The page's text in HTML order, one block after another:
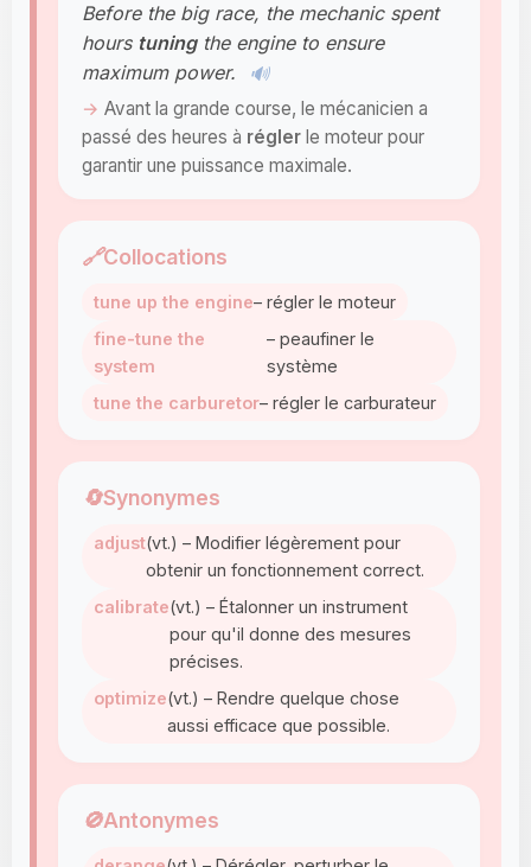
Before the big race, the mechanic spent
hours tuningthe engine to ensure
maximum power.
🔊
Avant la grande course, le mécanicien a
passé des heures à régler le moteur pour
garantir une puissance maximale.
🔗Collocations
tune up the engine– régler le moteur
fine-tune the
system
– peaufiner le
système
tune the carburetor– régler le carburateur
🔄Synonymes
adjust(vt.) – Modifier légèrement pour
obtenir un fonctionnement correct.
calibrate(vt.) – Étalonner un instrument
pour qu'il donne des mesures
précises.
optimize(vt.) – Rendre quelque chose
aussi efficace que possible.
🚫Antonymes